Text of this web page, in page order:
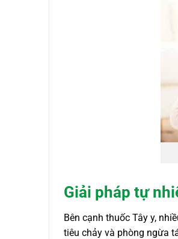
Giải pháp tự
Bên cạnh thuốc Tây y,
tiêu chảy và phòng ngừa